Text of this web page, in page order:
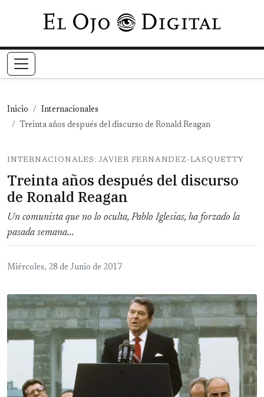
Pasar al contenido principal
Inicio
Internacionales
Treinta años después del discurso de Ronald Reagan
INTERNACIONALES: JAVIER FERNANDEZ-LASQUETTY
Treinta años después del discurso
de Ronald Reagan
Un comunista que no lo oculta, Pablo Iglesias, ha forzado la
pasada semana...
Miércoles, 28 de Junio de 2017